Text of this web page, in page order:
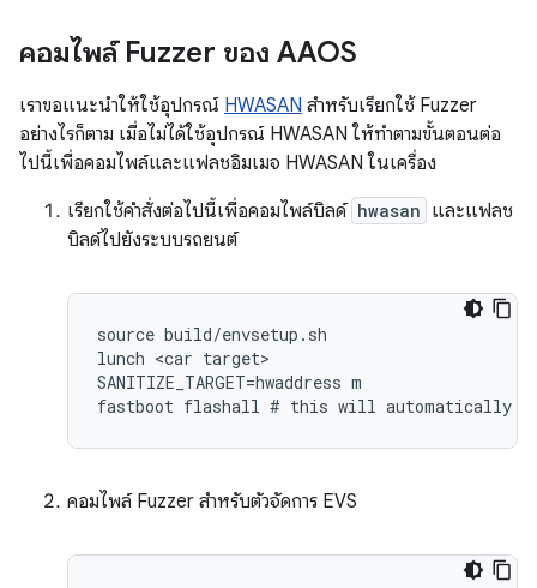
คอมไพล์ Fuzzer ของ AAOS
เราขอแนะนำให้ใช้อุปกรณ์ HWASAN สำหรับเรียกใช้ Fuzzer
อย่างไรก็ตาม เมื่อไม่ได้ใช้อุปกรณ์ HWASAN ให้ทำตามขั้นตอนต่อ
ไปนี้เพื่อคอมไพล์และแฟลชอิมเมจ HWASAN ในเครื่อง
เรียกใช้คำสั่งต่อไปนี้เพื่อคอมไพล์บิลด์ hwasan และแฟลช
บิลด์ไปยังระบบรถยนต์
source build/envsetup . sh
lunch <car target
SANITIZE_TARGET=hwaddress m
fastboot flashall # this will automatically
คอมไพล์ Fuzzer สำหรับตัวจัดการ EVS